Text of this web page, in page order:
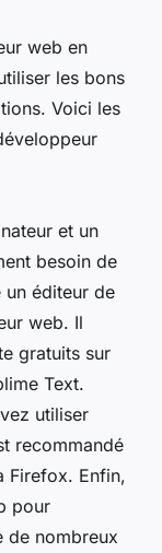
web en
les bons
Voici les
et un
besoin de
un éditeur de
web. Il
gratuits sur
Text.
utiliser
recommandé
Firefox. Enfin,
pour
de nombreux